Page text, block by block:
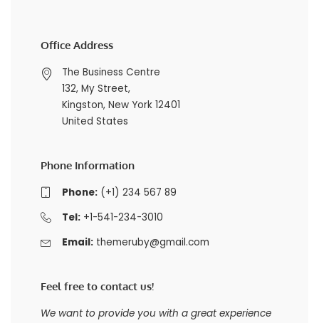
Office Address
The Business Centre
132, My Street,
Kingston, New York 12401
United States
Phone Information
Phone:(+1) 234 567 89
Tel:+1-541-234-3010
Email: themeruby@gmail.com
Feel free to contact us!
We want to provide you with a great experience